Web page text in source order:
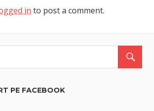
in to post a comment.
PE FACEBOOK